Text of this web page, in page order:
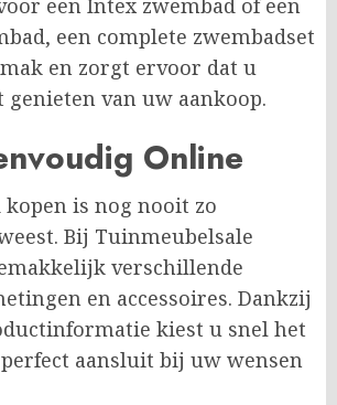
een complete zwembadset
en zorgt ervoor dat u
van uw aankoop.
Online
kopen is nog nooit zo
Bij Tuinmeubelsale
verschillende
en accessoires. Dankzij
kiest u snel het
aansluit bij uw wensen